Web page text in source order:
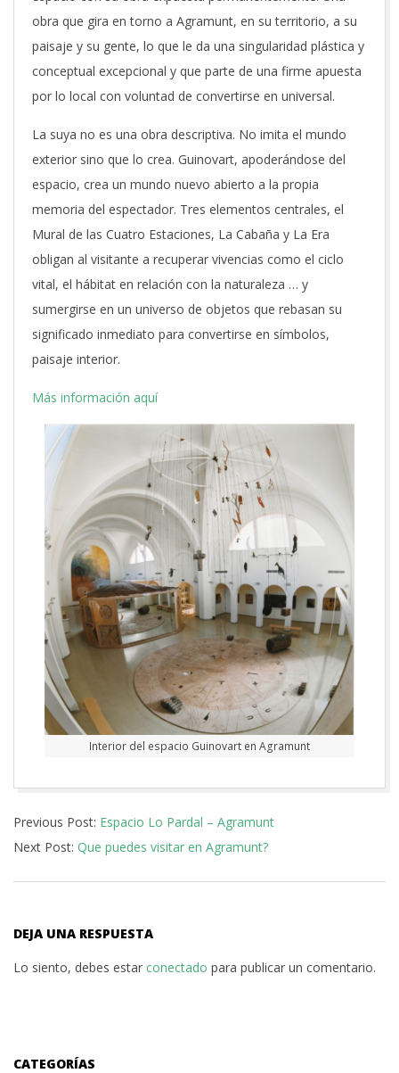
obra que gira en torno a Agramunt, en su territorio, a su
paisaje y su gente, lo que le da una singularidad plástica y
conceptual excepcional y que parte de una firme apuesta
por lo local con voluntad de convertirse en universal.
La suya no es una obra descriptiva. No imita el mundo
exterior sino que lo crea. Guinovart, apoderándose del
espacio, crea un mundo nuevo abierto a la propia
memoria del espectador. Tres elementos centrales, el
Mural de las Cuatro Estaciones, La Cabaña y La Era
obligan al visitante a recuperar vivencias como el ciclo
vital, el hábitat en relación con la naturaleza … y
sumergirse en un universo de objetos que rebasan su
significado inmediato para convertirse en símbolos,
paisaje interior.
Más información aquí
Interior del espacio Guinovart en Agramunt
06-
27
Previous Post: Espacio Lo Pardal – Agramunt
Next Post: Que puedes visitar en Agramunt?
DEJA UNA RESPUESTA
Lo siento, debes estar conectado para publicar un comentario.
CATEGORÍAS